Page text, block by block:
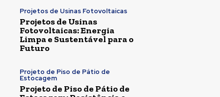
Projetos de Usinas Fotovoltaicas
Projetos de Usinas
Fotovoltaicas: Energia
Limpa e Sustentável para o
Futuro
Projeto de Piso de Pátio de
Estocagem
Projeto de Piso de Pátio de